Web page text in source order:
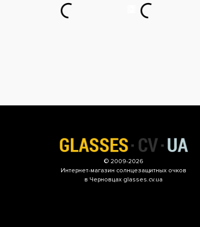
© 2009-2026
Интернет-магазин солнцезащитных очков
в Черновцах glasses.cv.ua